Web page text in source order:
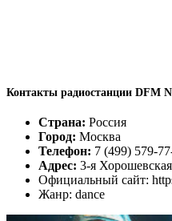
Контакты радиостанции DFM
Страна: Россия
Город: Москва
Телефон: 7 (499) 579-
Адрес: 3-я
Официальный сайт:
Жанр: dance